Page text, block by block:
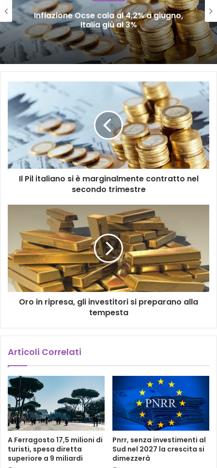
Inflazione Ocse cala al 4,2% a giugno,
Italia giù al 3%
Il Pil italiano si è marginalmente contratto nel
secondo trimestre
Oro in ripresa, gli investitori si preparano alla
tempesta
Articoli Correlati
A Ferragosto 17,5 milioni di
turisti, spesa diretta
superiore a 9 miliardi
Pnrr, senza investimenti al
Sud nel 2027 la crescita si
dimezzerà